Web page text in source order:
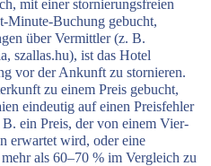
mit einer stornierungsfreien
Minute-Buchung gebucht,
über Vermittler (z. B.
szallas.hu), ist das Hotel
vor der Ankunft zu stornieren.
zu einem Preis gebucht,
eindeutig auf einen Preisfehler
ein Preis, der von einem Vier-
erwartet wird, oder eine
als 60–70 % im Vergleich zu